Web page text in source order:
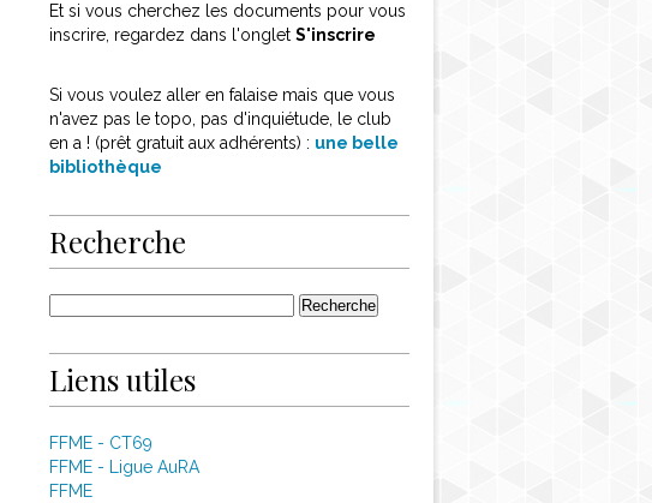
Et si vous cherchez les documents pour vous
inscrire, regardez dans l'onglet S'inscrire
Si vous voulez aller en falaise mais que vous
n'avez pas le topo, pas d'inquiétude, le club
en a ! (prêt gratuit aux adhérents) : une belle
bibliothèque
Recherche
Liens utiles
FFME - CT69
FFME - Ligue AuRA
FFME